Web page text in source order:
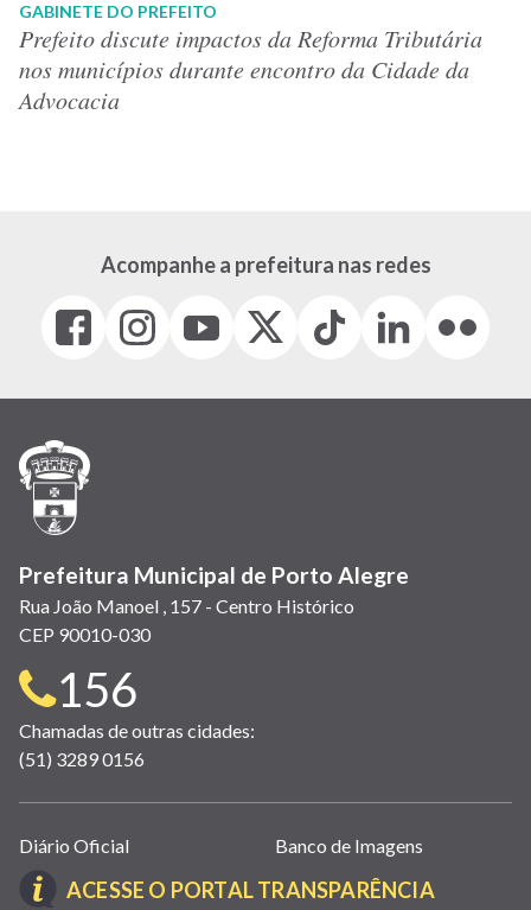
GABINETE DO PREFEITO
Prefeito discute impactos da Reforma Tributária
nos municípios durante encontro da Cidade da
Advocacia
Acompanhe a prefeitura nas redes
Facebook
(link
em
janela)
Instagram
(link
em
(link
em
(Antigo
(link
Tiktok
(link
em
LinkedIn
(link
em
(link
em
Prefeitura Municipal de Porto Alegre
Rua João Manoel , 157 - Centro Histórico
CEP 90010-030
Telefone
para
contato:
156
Chamadas de outras cidades:
(51) 3289 0156
Links
úteis
(abrem
Diário Oficial Banco de Imagens
ACESSE O PORTAL TRANSPARÊNCIA(LINK